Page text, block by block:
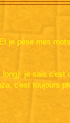
je pèse mes
je sais
c'est toujours